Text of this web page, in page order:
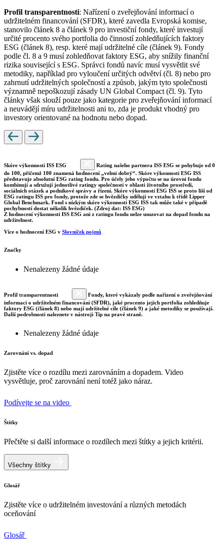
Profil transparentnosti: Nařízení o zveřejňování informací o
udržitelném financování (SFDR), které zavedla Evropská komise,
stanovilo článek 8 a článek 9 pro investiční fondy, které investují
určité procento svého portfolia do činností zohledňujících faktory
ESG (článek 8), resp. které mají udržitelné cíle (článek 9). Fondy
podle čl. 8 a 9 musí zohledňovat faktory ESG, aby snížily finanční
rizika související s ESG. Správci fondů navíc musí vysvětlit své
metodiky, například pro vyloučení určitých odvětví (čl. 8) nebo pro
zahrnutí udržitelných společností a způsob, jakým tyto společnosti
významně nepoškozují zásady UN Global Compact (čl. 9). Tyto
články však slouží pouze jako kategorie pro zveřejňování informací
a neuvádějí míru udržitelnosti ani to, zda je produkt vhodný pro
investory orientované na hodnotu nebo dopad.
Skóre výkonnosti ISS ESG
Rating našeho partnera ISS ESG se pohybuje od 0
do 100, přičemž 100 znamená hodnocení „velmi dobrý“. Skóre výkonnosti ESG ISS
představuje absolutní ESG rating fondu. Pro účely jeho výpočtu se na úrovni fondu
kombinují a sdružují jednotlivé ratingy společností v oblasti životního prostředí,
sociálních otázek a podnikové správy a řízení. Skóre výkonnosti ESG ISS se proto liší od
ESG ratingu ISS pro fondy, protože zde se hvězdičky udělují ve vztahu k třídě Lipper
Global Benchmark. Fond s nízkým skóre výkonnosti ESG ISS tak může také v případě
pochybností dostat několik hvězdiček. (Zdroj dat: ISS ESG)
Z hodnocení výkonnosti ISS ESG ani z ratingu fondu nelze usuzovat na dopad fondu na
udržitelnost.
Více o hodnocení ESG v Slovníček pojmů
Značky
Nenalezeny žádné údaje
Profil transparentnosti
Fondy, které vykázaly podle nařízení o zveřejňování
informací o udržitelném financování (SFDR), jaké procento jejich portfolia zohledňuje
faktory ESG (článek 8) nebo mají udržitelné cíle (článek 9) a jaké metodiky se používají.
Další podrobnosti naleznete v nástroji Tip na pravé straně.
Nenalezeny žádné údaje
Zarovnání vs. dopad
Zjistěte více o rozdílu mezi zarovnáním a dopadem. Video
vysvětluje, proč zarovnání není totéž jako náraz.
Podívejte se na video
Štítky
Přečtěte si další informace o rozdílech mezi štítky a jejich kritérii.
Všechny štítky
Glosář
Zjistěte více o udržitelném investování a různých metodách
oceňování
Glosář